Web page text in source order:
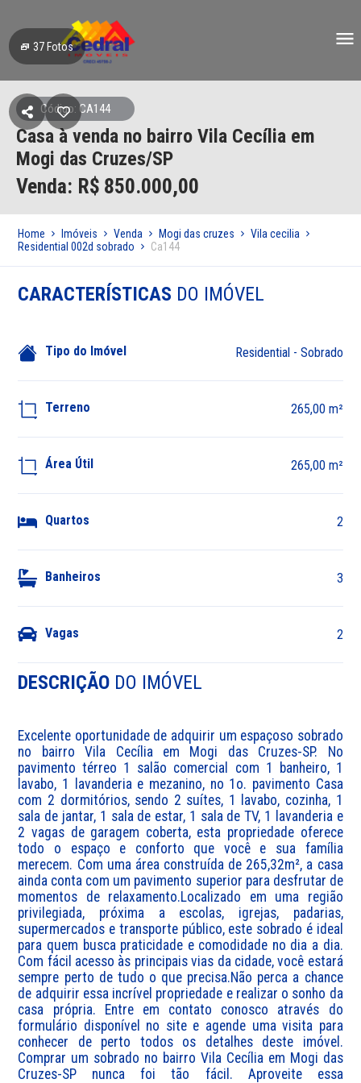
37Fotos
Código: CA144
Casa à venda no bairro Vila Cecília em
Mogi das Cruzes/SP
Venda: R$ 850.000,00
Home Imóveis Venda Mogi das cruzes
Vila cecilia
Residential 002d sobrado
Ca144
CARACTERÍSTICAS DO IMÓVEL
Tipo do Imóvel Residential - Sobrado
Terreno 265,00 m²
Área Útil 265,00 m²
Quartos 2
Banheiros 3
Vagas 2
DESCRIÇÃO DO IMÓVEL
Excelente oportunidade de adquirir um espaçoso sobrado
no bairro Vila Cecília em Mogi das Cruzes-SP. No
pavimento térreo 1 salão comercial com 1 banheiro, 1
lavabo, 1 lavanderia e mezanino, no 1o. pavimento Casa
com 2 dormitórios, sendo 2 suítes, 1 lavabo, cozinha, 1
sala de jantar, 1 sala de estar, 1 sala de TV, 1 lavanderia e
2 vagas de garagem coberta, esta propriedade oferece
todo o espaço e conforto que você e sua família
merecem. Com uma área construída de 265,32m², a casa
ainda conta com um pavimento superior para desfrutar de
momentos de relaxamento.Localizado em uma região
privilegiada, próxima a escolas, igrejas, padarias,
supermercados e transporte público, este sobrado é ideal
para quem busca praticidade e comodidade no dia a dia.
Com fácil acesso às principais vias da cidade, você estará
sempre perto de tudo o que precisa.Não perca a chance
de adquirir essa incrível propriedade e realizar o sonho da
casa própria. Entre em contato conosco através do
formulário disponível no site e agende uma visita para
conhecer de perto todos os detalhes deste imóvel.
Comprar um sobrado no bairro Vila Cecília em Mogi das
Cruzes-SP nunca foi tão fácil. Aproveite essa